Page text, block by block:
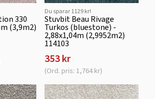
330
(3,9m2)
Du sparar 1129 kr!
Stuvbit Beau Rivage
Turkos (bluestone) -
2,88x1,04m (2,9952m2)
114103
353 kr
(Ord. pris: 1,764 kr)